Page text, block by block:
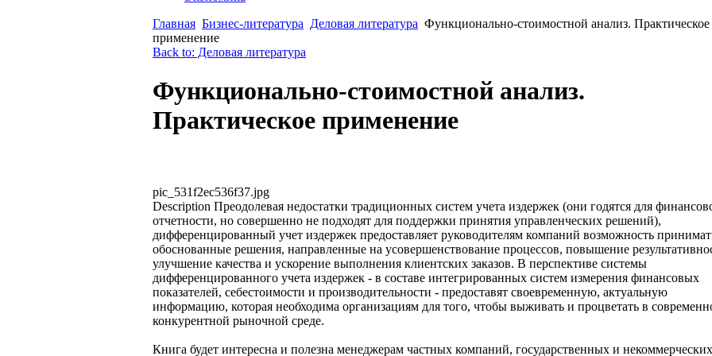
Главная Бизнес-литература Деловая литература Функционально-стоимостной анализ. Практическое
применение
Back to: Деловая литература
Функционально-стоимостной анализ.
Практическое применение
pic_531f2ec536f37.jpg
Description Преодолевая недостатки традиционных систем учета издержек (они годятся для
отчетности, но совершенно не подходят для поддержки принятия управленческих решений),
дифференцированный учет издержек предоставляет руководителям компаний возможность
обоснованные решения, направленные на усовершенствование процессов, повышение
улучшение качества и ускорение выполнения клиентских заказов. В перспективе системы
дифференцированного учета издержек - в составе интегрированных систем измерения финансовых
показателей, себестоимости и производительности - предоставят своевременную, актуальную
информацию, которая необходима организациям для того, чтобы выживать и процветать в
конкурентной рыночной среде.
Книга будет интересна и полезна менеджерам частных компаний, государственных и некоммерческих